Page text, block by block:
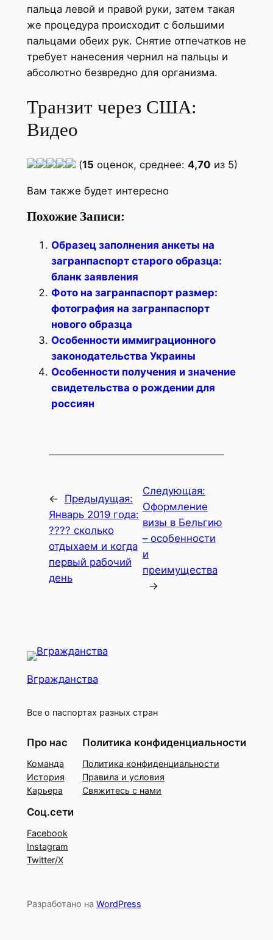
пальца левой и правой руки, затем такая
же процедура происходит с большими
пальцами обеих рук. Снятие отпечатков не
требует нанесения чернил на пальцы и
абсолютно безвредно для организма.
Транзит через США:
Видео
(15 оценок, среднее: 4,70 из 5)
Вам также будет интересно
Похожие Записи:
Образец заполнения анкеты на
загранпаспорт старого образца:
бланк заявления
Фото на загранпаспорт размер:
фотография на загранпаспорт
нового образца
Особенности иммиграционного
законодательства Украины
Особенности получения и значение
свидетельства о рождении для
россиян
←
Предыдущая:
Январь 2019 года:
???? сколько
отдыхаем и когда
первый рабочий
день
Следующая:
Оформление
визы в Бельгию
– особенности
и
преимущества
→
Вгражданства
Все о паспортах разных стран
Про нас
Команда
История
Карьера
Политика конфиденциальности
Политика конфиденциальности
Правила и условия
Свяжитесь с нами
Соц.сети
Facebook
Instagram
Twitter/X
Разработано на WordPress